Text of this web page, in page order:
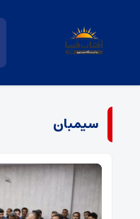
سیمبان